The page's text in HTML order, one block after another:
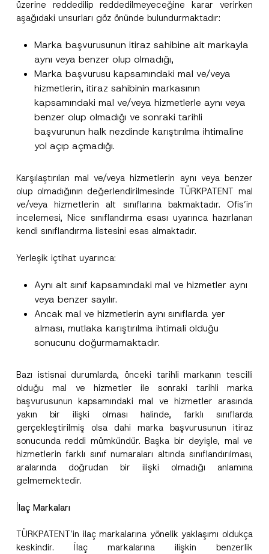
üzerine reddedilip reddedilmeyeceğine karar verirken
aşağıdaki unsurları göz önünde bulundurmaktadır:
Marka başvurusunun itiraz sahibine ait markayla
aynı veya benzer olup olmadığı,
Marka başvurusu kapsamındaki mal ve/veya
hizmetlerin, itiraz sahibinin markasının
kapsamındaki mal ve/veya hizmetlerle aynı veya
benzer olup olmadığı ve sonraki tarihli
başvurunun halk nezdinde karıştırılma ihtimaline
yol açıp açmadığı.
Karşılaştırılan mal ve/veya hizmetlerin aynı veya benzer
olup olmadığının değerlendirilmesinde TÜRKPATENT mal
ve/veya hizmetlerin alt sınıflarına bakmaktadır. Ofis’in
incelemesi, Nice sınıflandırma esası uyarınca hazırlanan
kendi sınıflandırma listesini esas almaktadır.
Yerleşik içtihat uyarınca:
Aynı alt sınıf kapsamındaki mal ve hizmetler aynı
veya benzer sayılır.
Ancak mal ve hizmetlerin aynı sınıflarda yer
alması, mutlaka karıştırılma ihtimali olduğu
sonucunu doğurmamaktadır.
Bazı istisnai durumlarda, önceki tarihli markanın tescilli
olduğu mal ve hizmetler ile sonraki tarihli marka
başvurusunun kapsamındaki mal ve hizmetler arasında
yakın bir ilişki olması halinde, farklı sınıflarda
gerçekleştirilmiş olsa dahi marka başvurusunun itiraz
sonucunda reddi mümkündür. Başka bir deyişle, mal ve
hizmetlerin farklı sınıf numaraları altında sınıflandırılması,
aralarında doğrudan bir ilişki olmadığı anlamına
gelmemektedir.
İlaç Markaları
TÜRKPATENT’in ilaç markalarına yönelik yaklaşımı oldukça
keskindir. İlaç markalarına ilişkin benzerlik